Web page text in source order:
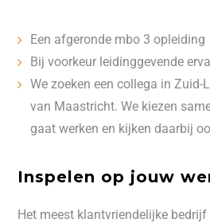
Een afgeronde mbo 3 opleiding
Bij voorkeur leidinggevende
We zoeken een collega in Zuid-
van Maastricht. We kiezen
gaat werken en kijken daarbij
Inspelen op jouw
Het meest klantvriendelijke